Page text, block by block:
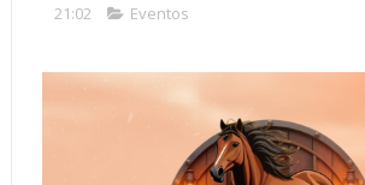
21:02 Eventos